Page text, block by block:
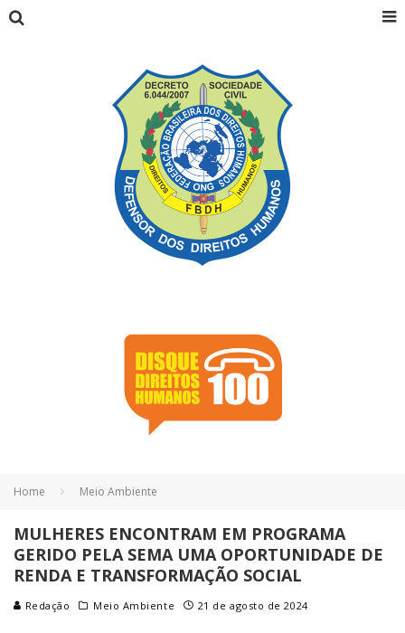
Home Meio Ambiente
MULHERES ENCONTRAM EM PROGRAMA
GERIDO PELA SEMA UMA OPORTUNIDADE DE
RENDA E TRANSFORMAÇÃO SOCIAL
Redação Meio Ambiente 21 de agosto de 2024